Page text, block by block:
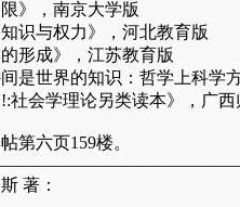
》，南京大学版
识与权力》，河北教育版
形成》，江苏教育版
是世界的知识：哲学上科学
社会学理论另类读本》，广西
第六页159楼。
著：